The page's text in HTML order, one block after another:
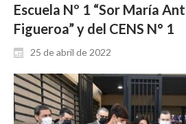
Escuela Nº 1 “Sor María
Figueroa” y del CENS N° 1
25 de abril de 2022